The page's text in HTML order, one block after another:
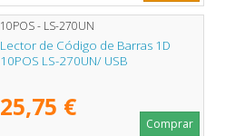
10POS - LS-270UN
Lector de Código de Barras 1D
10POS LS-270UN/ USB
25,75 €
Comprar